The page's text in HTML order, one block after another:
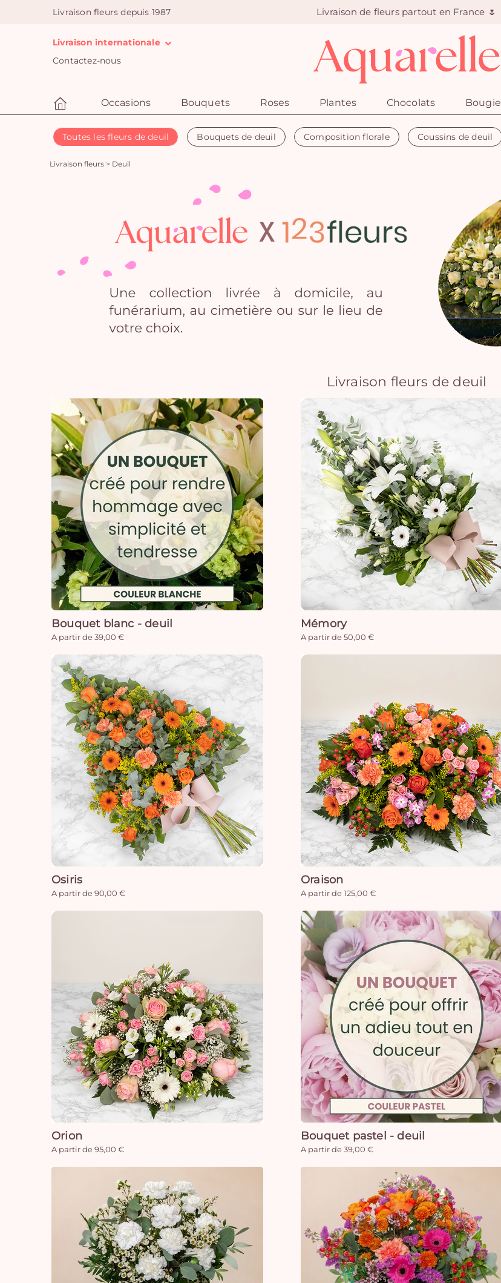
Livraison fleurs depuis 1987 Livraison de fleurs partout en France 🌷
Livraison internationale
Contactez-nous
Occasions Bouquets Roses Plantes Chocolats Bougie
Toutes les fleurs de deuil Bouquets de deuil Composition florale Coussins de deuil
Livraison fleurs > Deuil
Livraison fleurs de deuil
Bouquet blanc - deuil
A partir de 39,00 €
Mémory
A partir de 50,00 €
Osiris
A partir de 90,00 €
Oraison
A partir de 125,00 €
Orion
A partir de 95,00 €
Bouquet pastel - deuil
A partir de 39,00 €